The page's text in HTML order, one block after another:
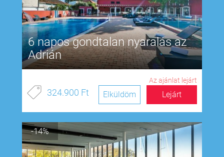
6 napos gondtalan nyaralás az
Adrián
Az ajánlat lejárt
324.900 Ft Lejárt
Elküldöm
-14%